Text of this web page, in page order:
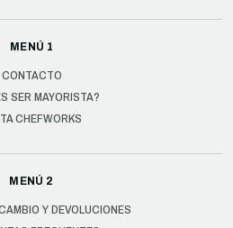
MENÚ 1
CONTACTO
SER MAYORISTA?
CHEFWORKS
MENÚ 2
Y DEVOLUCIONES